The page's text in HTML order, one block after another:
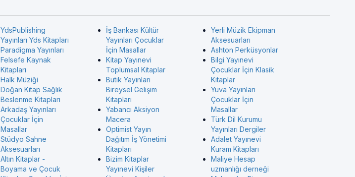
YdsPublishing
Yayınları Yds Kitapları
Paradigma Yayınları
Felsefe Kaynak
Kitapları
Halk Müziği
Doğan Kitap Sağlık
Beslenme Kitapları
Arkadaş Yayınları
Çocuklar İçin
Masallar
Stüdyo Sahne
Aksesuarları
Altın Kitaplar -
Boyama ve Çocuk
İş Bankası Kültür
Yayınları Çocuklar
İçin Masallar
Kitap Yayınevi
Toplumsal Kitaplar
Butik Yayınları
Bireysel Gelişim
Kitapları
Yabancı Aksiyon
Macera
Optimist Yayın
Dağıtım İş Yönetimi
Kitapları
Bizim Kitaplar
Yayınevi Kişiler
Yerli Müzik Ekipman
Aksesuarları
Ashton Perküsyonlar
Bilgi Yayınevi
Çocuklar İçin Klasik
Kitaplar
Yuva Yayınları
Çocuklar İçin
Masallar
Türk Dil Kurumu
Yayınları Dergiler
Adalet Yayınevi
Kuram Kitapları
Maliye Hesap
uzmanlığı derneği